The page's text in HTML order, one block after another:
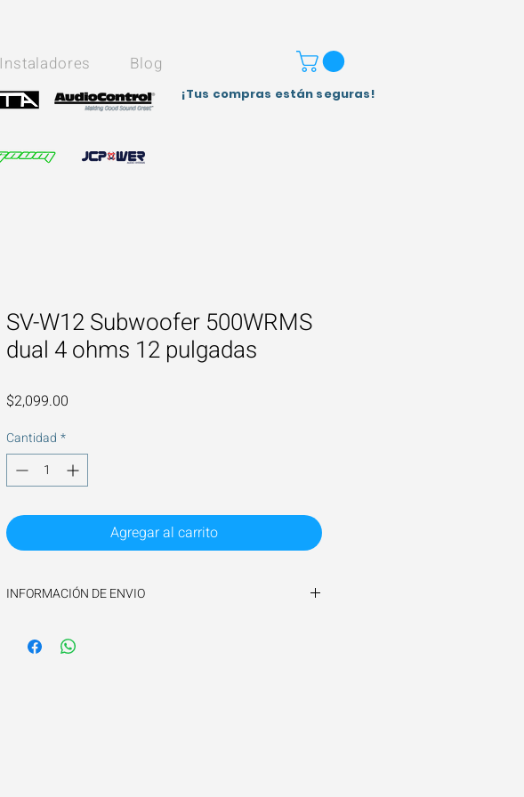
Instaladores Blog
¡Tus compras están seguras!
SV-W12 Subwoofer 500WRMS
dual 4 ohms 12 pulgadas
$2,099.00
Cantidad *
Agregar al carrito
INFORMACIÓN DE ENVIO